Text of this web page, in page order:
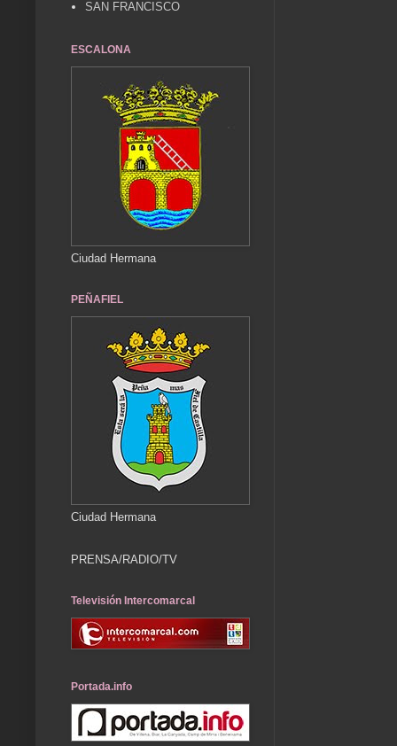
SAN FRANCISCO
ESCALONA
Ciudad Hermana
PEÑAFIEL
Ciudad Hermana
PRENSA/RADIO/TV
Televisión Intercomarcal
Portada.info